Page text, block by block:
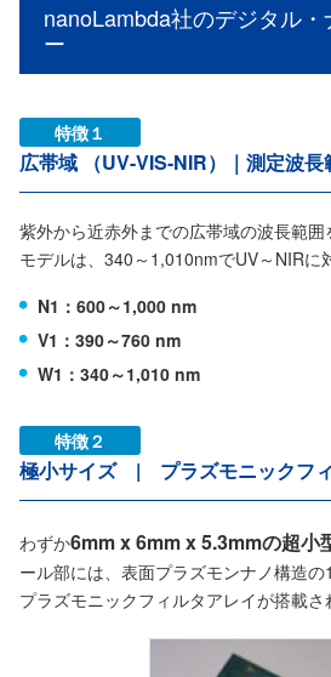
nanoLambda社のデジタル
ー
特徴１
広帯域 （UV-VIS-NIR）｜測定波長
紫外から近赤外までの広帯域の波長範
モデルは、340～1,010nmでUV～NIRに
N1：600～1,000 nm
V1：390～760 nm
W1：340～1,010 nm
特徴２
極小サイズ | プラズモニックフ
わずか6mm x 6mm x 5.3mmの超小
ール部には、表面プラズモンナノ構造
プラズモニックフィルタアレイが搭載さ